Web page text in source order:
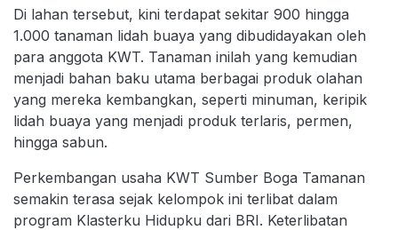
Di lahan tersebut, kini terdapat sekitar 900 hingga
1.000 tanaman lidah buaya yang dibudidayakan oleh
para anggota KWT. Tanaman inilah yang kemudian
menjadi bahan baku utama berbagai produk olahan
yang mereka kembangkan, seperti minuman, keripik
lidah buaya yang menjadi produk terlaris, permen,
hingga sabun.
Perkembangan usaha KWT Sumber Boga Tamanan
semakin terasa sejak kelompok ini terlibat dalam
program Klasterku Hidupku dari BRI. Keterlibatan